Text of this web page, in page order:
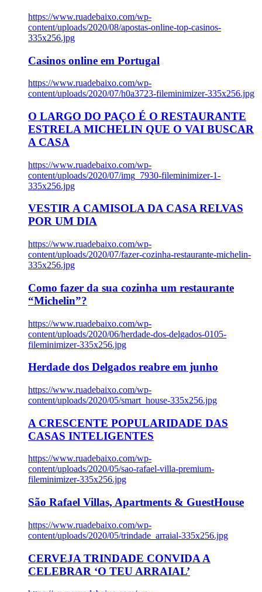
https://www.ruadebaixo.com/wp-
content/uploads/2020/08/apostas-online-top-casinos-
335x256.jpg
Casinos online em Portugal
https://www.ruadebaixo.com/wp-
content/uploads/2020/07/h0a3723-fileminimizer-335x256.jpg
O LARGO DO PAÇO É O RESTAURANTE
ESTRELA MICHELIN QUE O VAI BUSCAR
A CASA
https://www.ruadebaixo.com/wp-
content/uploads/2020/07/img_7930-fileminimizer-1-
335x256.jpg
VESTIR A CAMISOLA DA CASA RELVAS
POR UM DIA
https://www.ruadebaixo.com/wp-
content/uploads/2020/07/fazer-cozinha-restaurante-michelin-
335x256.jpg
Como fazer da sua cozinha um restaurante
“Michelin”?
https://www.ruadebaixo.com/wp-
content/uploads/2020/06/herdade-dos-delgados-0105-
fileminimizer-335x256.jpg
Herdade dos Delgados reabre em junho
https://www.ruadebaixo.com/wp-
content/uploads/2020/05/smart_house-335x256.jpg
A CRESCENTE POPULARIDADE DAS
CASAS INTELIGENTES
https://www.ruadebaixo.com/wp-
content/uploads/2020/05/sao-rafael-villa-premium-
fileminimizer-335x256.jpg
São Rafael Villas, Apartments & GuestHouse
https://www.ruadebaixo.com/wp-
content/uploads/2020/05/trindade_arraial-335x256.jpg
CERVEJA TRINDADE CONVIDA A
CELEBRAR ‘O TEU ARRAIAL’